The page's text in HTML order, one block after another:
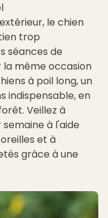
le chien
trop
séances de
même occasion
à poil long, un
indispensable, en
Veillez à
à l'aide
et à
grâce à une